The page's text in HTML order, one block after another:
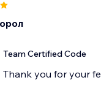
Team Certified Code
Thank you for your